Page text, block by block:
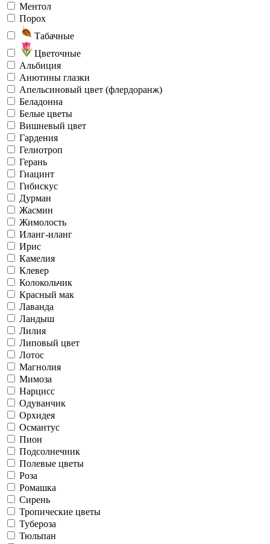
Ментол
Порох
Табачные
Цветочные
Альбиция
Анютины глазки
Апельсиновый цвет (флердоранж)
Беладонна
Белые цветы
Вишневый цвет
Гардения
Гелиотроп
Герань
Гиацинт
Гибискус
Дурман
Жасмин
Жимолость
Иланг-иланг
Ирис
Камелия
Клевер
Колокольчик
Красный мак
Лаванда
Ландыш
Лилия
Липовый цвет
Лотос
Магнолия
Мимоза
Нарцисс
Одуванчик
Орхидея
Османтус
Пион
Подсолнечник
Полевые цветы
Роза
Ромашка
Сирень
Тропические цветы
Тубероза
Тюльпан